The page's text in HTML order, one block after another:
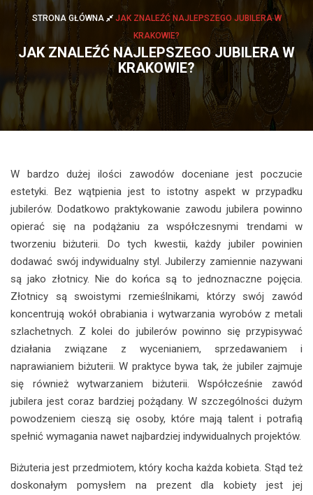
STRONA GŁÓWNA
JAK ZNALEŹĆ NAJLEPSZEGO JUBILERA W
KRAKOWIE?
JAK ZNALEŹĆ NAJLEPSZEGO JUBILERA W
KRAKOWIE?
W bardzo dużej ilości zawodów doceniane jest poczucie
estetyki. Bez wątpienia jest to istotny aspekt w przypadku
jubilerów. Dodatkowo praktykowanie zawodu jubilera powinno
opierać się na podążaniu za współczesnymi trendami w
tworzeniu biżuterii. Do tych kwestii, każdy jubiler powinien
dodawać swój indywidualny styl. Jubilerzy zamiennie nazywani
są jako złotnicy. Nie do końca są to jednoznaczne pojęcia.
Złotnicy są swoistymi rzemieślnikami, którzy swój zawód
koncentrują wokół obrabiania i wytwarzania wyrobów z metali
szlachetnych. Z kolei do jubilerów powinno się przypisywać
działania związane z wycenianiem, sprzedawaniem i
naprawianiem biżuterii. W praktyce bywa tak, że jubiler zajmuje
się również wytwarzaniem biżuterii. Współcześnie zawód
jubilera jest coraz bardziej pożądany. W szczególności dużym
powodzeniem cieszą się osoby, które mają talent i potrafią
spełnić wymagania nawet najbardziej indywidualnych projektów.
Biżuteria jest przedmiotem, który kocha każda kobieta. Stąd też
doskonałym pomysłem na prezent dla kobiety jest jej